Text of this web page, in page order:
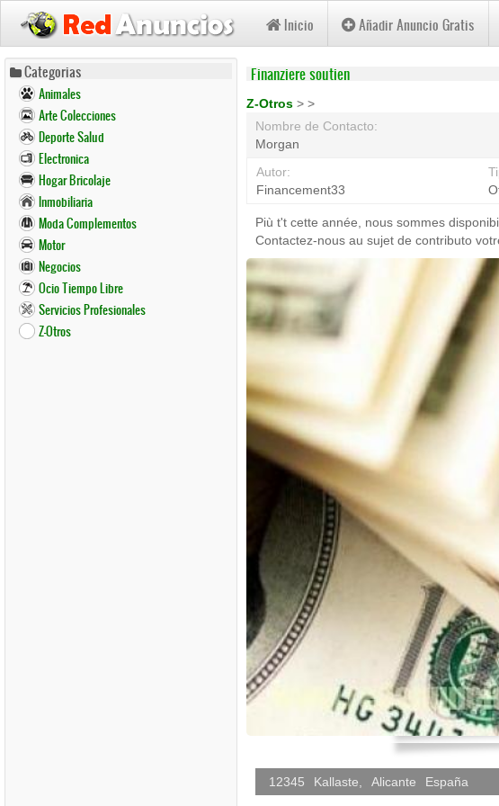
Pasar
contenido
principal
Inicio Añadir Anuncio Gratis
Categorias
Animales
Arte Colecciones
Deporte Salud
Electronica
Hogar Bricolaje
Inmobiliaria
Moda Complementos
Motor
Negocios
Ocio Tiempo Libre
Servicios Profesionales
Z-Otros
Finanziere soutien
Z-Otros > >
Nombre de Contacto:
Morgan
Autor:
Financement33
Più t't cette année, nous sommes
Contactez-nous au sujet de contributo
12345 Kallaste Alicante España